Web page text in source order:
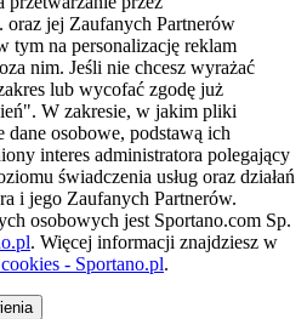
jej Zaufanych Partnerów
tym na personalizację reklam
nim. Jeśli nie chcesz wyrażać
lub wycofać zgodę już
W zakresie, w jakim pliki
dane osobowe, podstawą ich
interes administratora polegający
świadczenia usług oraz działań
i jego Zaufanych Partnerów.
osobowych jest Sportano.com Sp.
. Więcej informacji znajdziesz w
- Sportano.pl.